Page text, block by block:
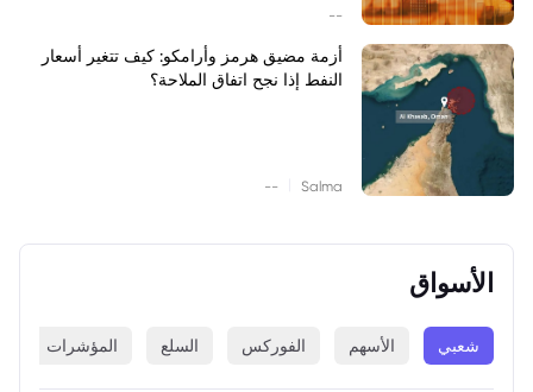
--
أزمة مضيق هرمز وأرامكو: كيف تتغير أسعار
النفط إذا نجح اتفاق الملاحة؟
Salma
--
الأسواق
شعبي الأسهم الفوركس السلع المؤشرات